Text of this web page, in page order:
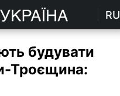
RU
будувати
Троєщина: